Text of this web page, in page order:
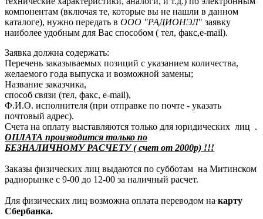
компонентам (включая те, которые вы не нашли в данном
каталоге), нужно передать в ООО "РАДИОНЭЛ" заявку
наиболее удобным для Вас способом ( тел, факс,e-mail).
Заявка должна содержать:
Перечень заказываемых позиций с указанием количества,
желаемого года выпуска и возможной замены;
Название заказчика,
способ связи (тел, факс, e-mail),
Ф.И.О. исполнителя (при отправке по почте - указать
почтовый адрес).
Счета на оплату выставляются только для юридических лиц .
ОПЛАТА производится только по
БЕЗНАЛИЧНОМУ РАСЧЕТУ ( счет от 2000р) !!!
Заказы физических лиц выдаются по субботам на Митинском
радиорынке с 9-00 до 12-00 за наличный расчет.
Для физических лиц возможна оплата переводом на карту
Сбербанка.